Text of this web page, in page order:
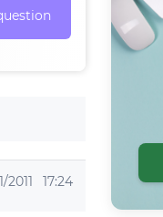
2011 17:24